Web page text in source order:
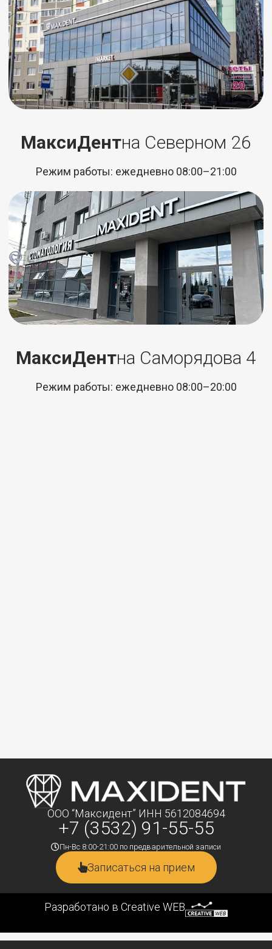
МаксиДентна Северном 26
Режим работы: ежедневно 08:00–21:00
МаксиДентна Саморядова 4
Режим работы: ежедневно 08:00–20:00
ООО “Максидент” ИНН 5612084694
+7 (3532) 91-55-55
Пн-Вс 8:00-21:00 по предварительной записи
Записаться на прием
Разработано в Creative WEB